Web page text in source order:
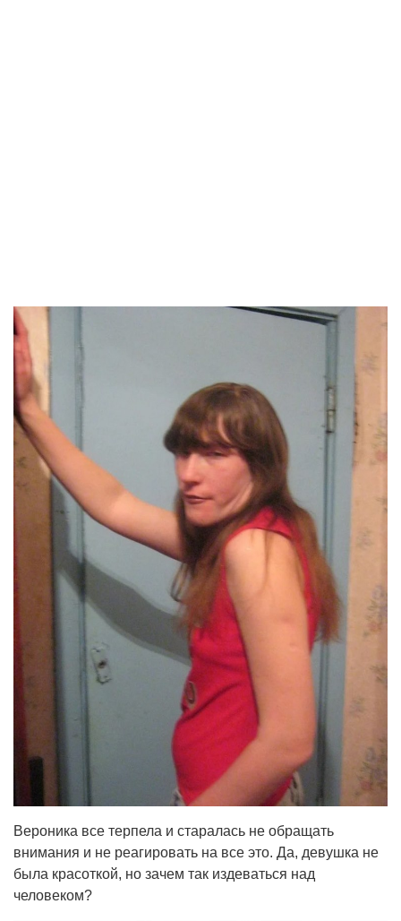
Вероника все терпела и старалась не обращать
внимания и не реагировать на все это. Да, девушка не
была красоткой, но зачем так издеваться над
человеком?